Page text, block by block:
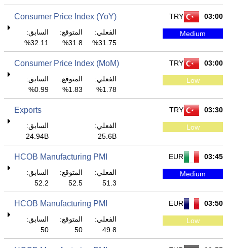
03:00
TRY
Consumer Price Index (YoY)
Medium
الفعلي:
31.75%
المتوقع:
31.8%
السابق:
32.11%
03:00
TRY
Consumer Price Index (MoM)
Low
الفعلي:
1.78%
المتوقع:
1.83%
السابق:
0.99%
03:30
TRY
Exports
Low
الفعلي:
25.6B
السابق:
24.94B
03:45
EUR
HCOB Manufacturing PMI
Medium
الفعلي:
51.3
المتوقع:
52.5
السابق:
52.2
03:50
EUR
HCOB Manufacturing PMI
Low
الفعلي:
49.8
المتوقع:
50
السابق:
50